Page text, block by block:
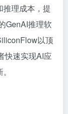
推理成本，提
GenAI推理软
以顶
快速实现AI应